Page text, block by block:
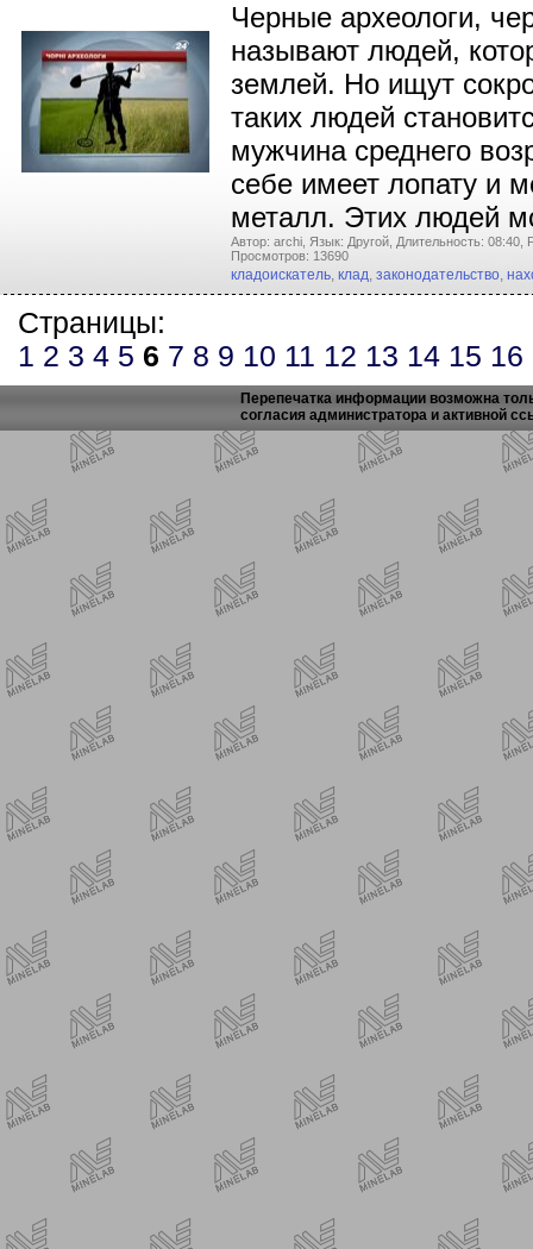
Черные археологи,
называют людей,
землей. Но ищут
таких людей
мужчина среднего
себе имеет лопату и
металл. Этих людей
Автор: archi, Язык: Другой, Длительность: 08:40,
Просмотров: 13690
кладоискатель, клад, законодательство,
Страницы:
1 2 3 4 5 6 7 8 9 10 11 12 13 14 15 16
Перепечатка информации возможна
согласия администратора и активной